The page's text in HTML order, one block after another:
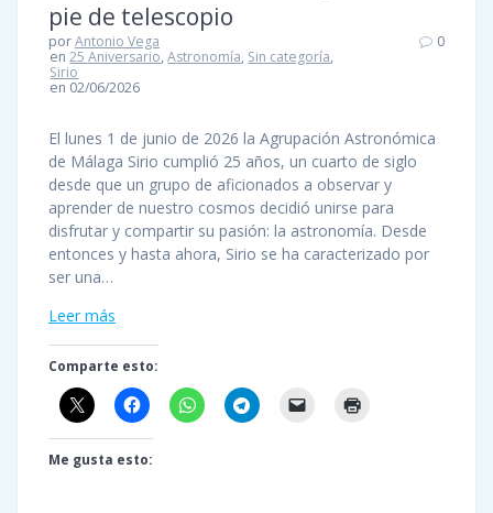
pie de telescopio
porAntonio Vega
en25 Aniversario,Astronomía, Sin categoría,
Sirio
en 02/06/2026
0
El lunes 1 de junio de 2026 la Agrupación Astronómica
de Málaga Sirio cumplió 25 años, un cuarto de siglo
desde que un grupo de aficionados a observar y
aprender de nuestro cosmos decidió unirse para
disfrutar y compartir su pasión: la astronomía. Desde
entonces y hasta ahora, Sirio se ha caracterizado por
ser una…
Leer más
Comparte esto:
Me gusta esto: